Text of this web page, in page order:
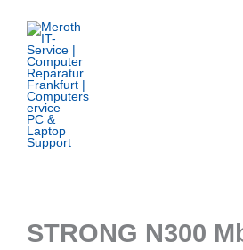
Inhalt
springen
STRONG N300